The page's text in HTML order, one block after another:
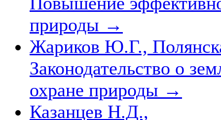
природы →
Жариков Ю.Г.,
Законодательство о
охране природы →
Казанцев Н.Д.,